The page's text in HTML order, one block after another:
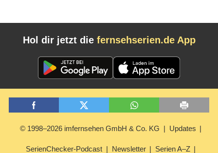
Hol dir jetzt die fernsehserien.de App
© 1998–2026 imfernsehen GmbH & Co. KG Updates
SerienChecker-Podcast Newsletter Serien A–Z